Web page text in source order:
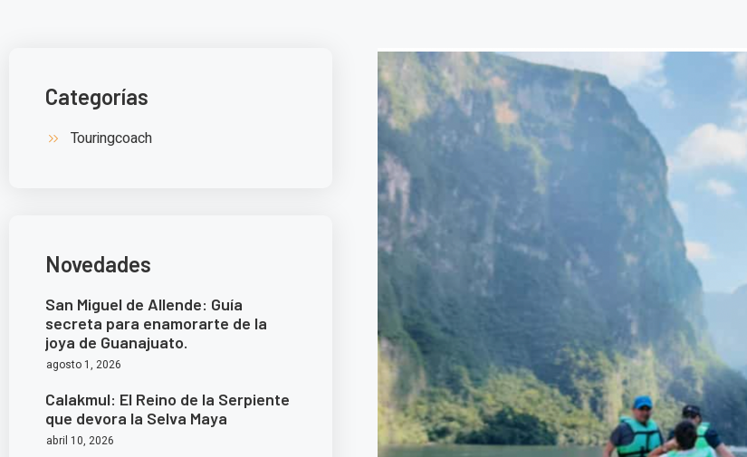
Categorías
Touringcoach
Novedades
San Miguel de Allende: Guía
secreta para enamorarte de la
joya de Guanajuato.
agosto 1, 2026
Calakmul: El Reino de la Serpiente
que devora la Selva Maya
abril 10, 2026